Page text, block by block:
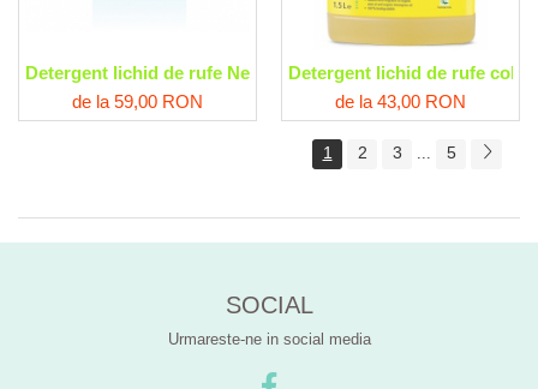
Detergent lichid de rufe Neutru Sonett
de la 59,00 RON
Detergent lichid de rufe
de la 43,00 RON
1 2 3 5
SOCIAL
Urmareste-ne in social media